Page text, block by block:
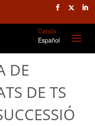
Català
Español
DE
DE TS